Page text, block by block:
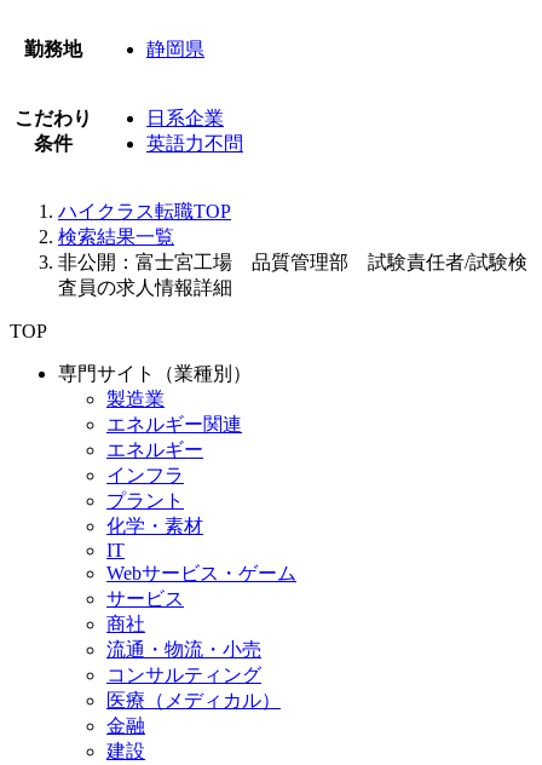
勤務地 静岡県
こだわり
条件
日系企業
英語力不問
ハイクラス転職TOP
検索結果一覧
非公開：富士宮工場 品質管理部 試験責任者/試験検
査員の求人情報詳細
TOP
専門サイト（業種別）
製造業
エネルギー関連
エネルギー
インフラ
プラント
化学・素材
IT
Webサービス・ゲーム
サービス
商社
流通・物流・小売
コンサルティング
医療（メディカル）
金融
建設